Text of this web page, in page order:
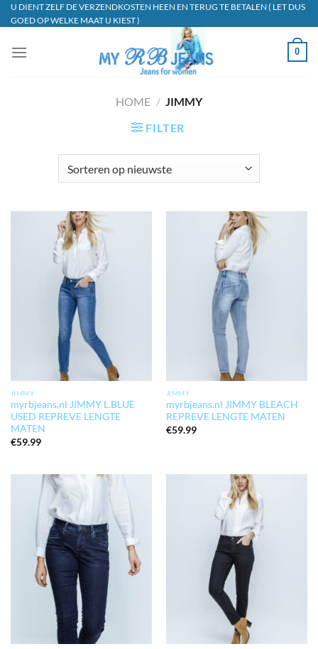
Ga
naar
U DIENT ZELF DE VERZENDKOSTEN HEEN EN TERUG TE BETALEN ( LET DUS
GOED OP WELKE MAAT U KIEST )
0
HOME / JIMMY
FILTER
JIMMY
myrbjeans.nl JIMMY L.BLUE
USED REPREVE LENGTE
MATEN
€59.99
JIMMY
myrbjeans.nl JIMMY BLEACH
REPREVE LENGTE MATEN
€59.99